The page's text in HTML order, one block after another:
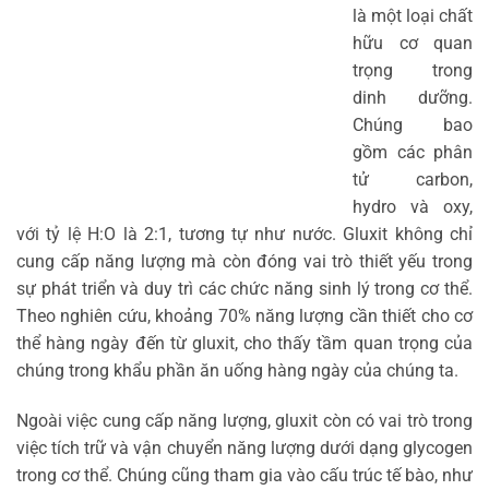
là một loại chất
hữu cơ quan
trọng trong
dinh dưỡng.
Chúng bao
gồm các phân
tử carbon,
hydro và oxy,
với tỷ lệ H:O là 2:1, tương tự như nước. Gluxit không chỉ
cung cấp năng lượng mà còn đóng vai trò thiết yếu trong
sự phát triển và duy trì các chức năng sinh lý trong cơ thể.
Theo nghiên cứu, khoảng 70% năng lượng cần thiết cho cơ
thể hàng ngày đến từ gluxit, cho thấy tầm quan trọng của
chúng trong khẩu phần ăn uống hàng ngày của chúng ta.
Ngoài việc cung cấp năng lượng, gluxit còn có vai trò trong
việc tích trữ và vận chuyển năng lượng dưới dạng glycogen
trong cơ thể. Chúng cũng tham gia vào cấu trúc tế bào, như